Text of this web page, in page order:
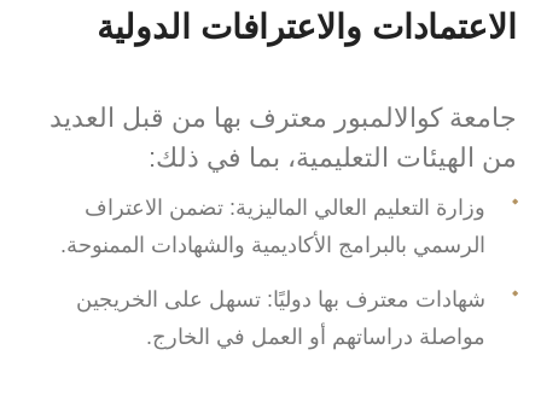
الاعتمادات والاعترافات الدولية
جامعة كوالالمبور معترف بها من قبل العديد
من الهيئات التعليمية، بما في ذلك:
وزارة التعليم العالي الماليزية: تضمن الاعتراف
الرسمي بالبرامج الأكاديمية والشهادات الممنوحة.
شهادات معترف بها دوليًا: تسهل على الخريجين
مواصلة دراساتهم أو العمل في الخارج.